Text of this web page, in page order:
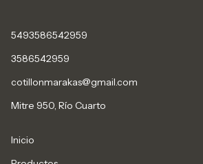
5493586542959
3586542959
cotillonmarakas@gmail.com
Mitre 950, Río Cuarto
Inicio